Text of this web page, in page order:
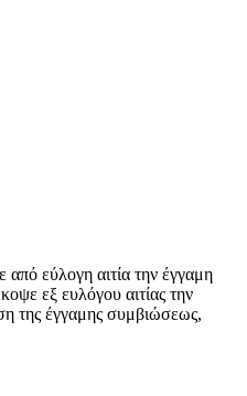
εύλογη αιτία την έγγαμη
εξ ευλόγου αιτίας την
της έγγαμης συμβιώσεως,